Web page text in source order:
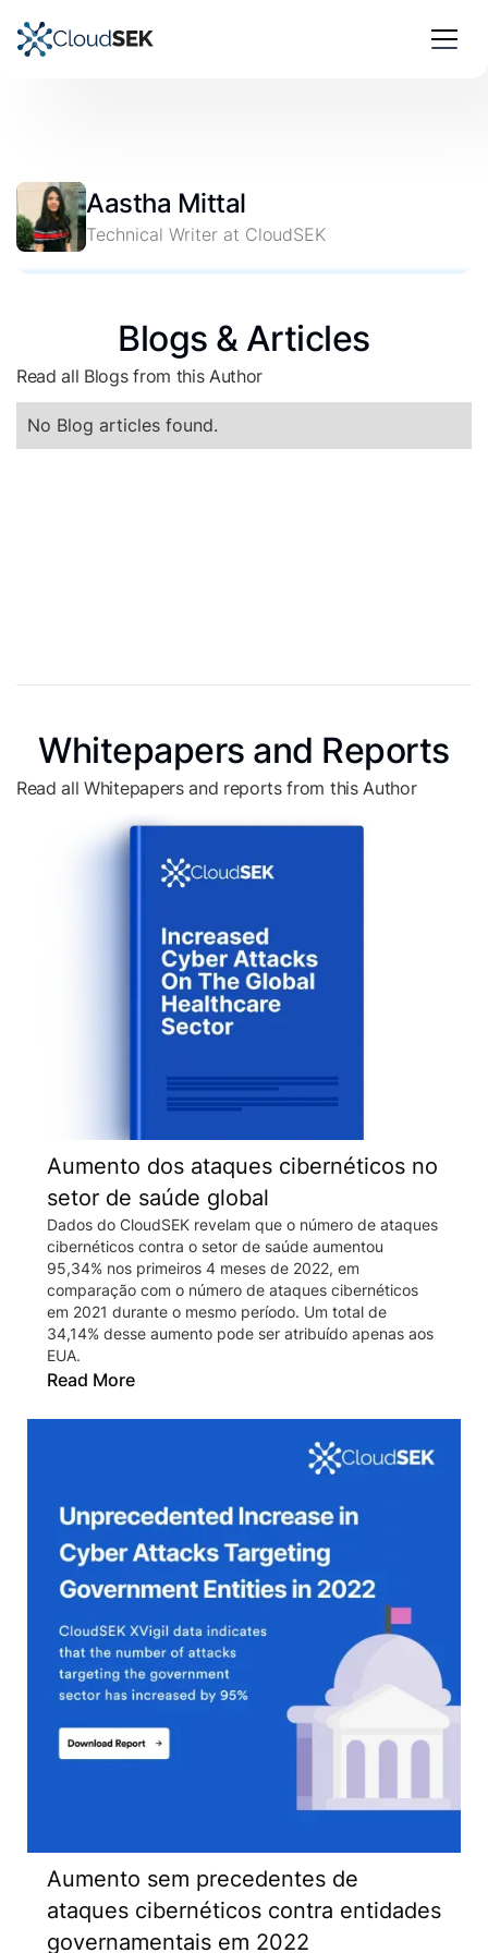
Aastha Mittal
Technical Writer at CloudSEK
Blogs & Articles
Read all Blogs from this Author
No Blog articles found.
Whitepapers and Reports
Read all Whitepapers and reports from this Author
Aumento dos ataques cibernéticos no
setor de saúde global
Dados do CloudSEK revelam que o número de ataques
cibernéticos contra o setor de saúde aumentou
95,34% nos primeiros 4 meses de 2022, em
comparação com o número de ataques cibernéticos
em 2021 durante o mesmo período. Um total de
34,14% desse aumento pode ser atribuído apenas aos
EUA.
Read More
Aumento sem precedentes de
ataques cibernéticos contra entidades
governamentais em 2022